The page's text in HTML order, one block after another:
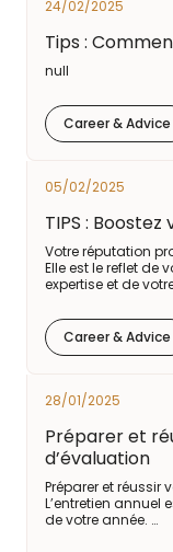
24/02/2025
Tips :
null
Career & Advice
05/02/2025
TIPS :
Votre réputation
Elle est le reflet de
expertise et de
Career & Advice
28/01/2025
Préparer et
d’évaluation
Préparer et réussir
L’entretien annuel
de votre année. …